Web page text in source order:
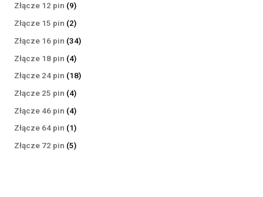
Złącze 12 pin 99
produktów
Złącze 15 pin 22
produkty
Złącze 16 pin 3434
Złącze 18 pin 44
produkty
Złącze 24 pin 1818
Złącze 25 pin 44
produkty
Złącze 46 pin 44
produkty
Złącze 64 pin 11
produkt
Złącze 72 pin 55